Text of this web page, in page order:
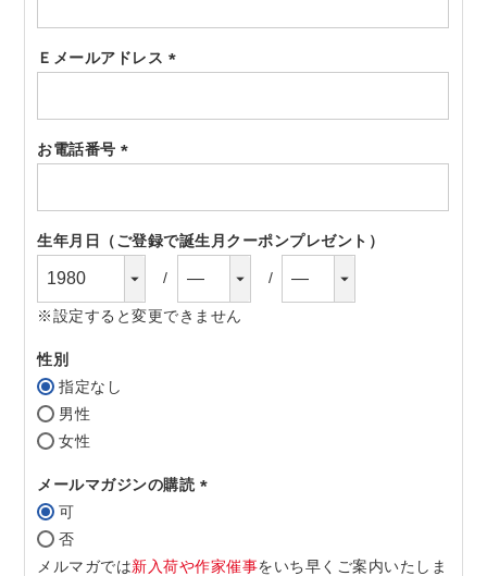
Ｅメールアドレス
須)
お電話番号
須)
生年月日（ご登録で誕生月クーポンプレゼント）
※設定すると変更できません
性別
指定なし
男性
女性
メールマガジンの購読
可
否
メルマガでは新入荷や作家催事をいち早くご案内いたしま